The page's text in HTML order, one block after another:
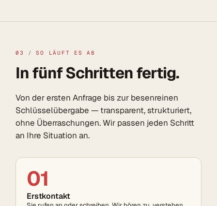
03 / SO LÄUFT ES AB
In fünf Schritten fertig.
Von der ersten Anfrage bis zur besenreinen
Schlüsselübergabe — transparent, strukturiert,
ohne Überraschungen. Wir passen jeden Schritt
an Ihre Situation an.
01
Erstkontakt